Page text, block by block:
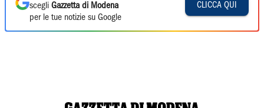
scegli Gazzetta di Modena
per le tue notizie su Google
CLICCA QUI